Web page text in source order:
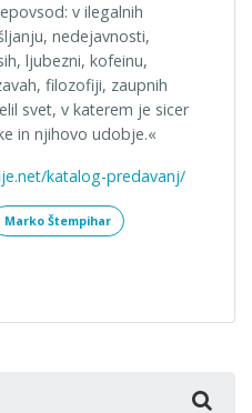
v ilegalnih
nedejavnosti,
ljubezni, kofeinu,
filozofiji, zaupnih
svet, v katerem je sicer
in njihovo udobje.«
katalog-predavanj/
Marko Štempihar